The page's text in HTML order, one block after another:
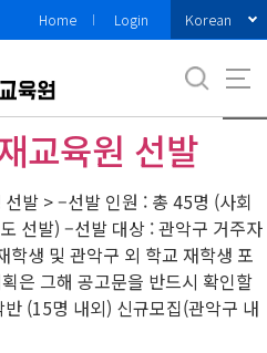
Home Login Korean
교육원 선발
발 > –선발 인원 : 총 45명 (사회
선발) –선발 대상 : 관악구 거주자
학생 및 관악구 외 학교 재학생 포
은 그해 공고문을 반드시 확인할
(15명 내외) 신규모집(관악구 내